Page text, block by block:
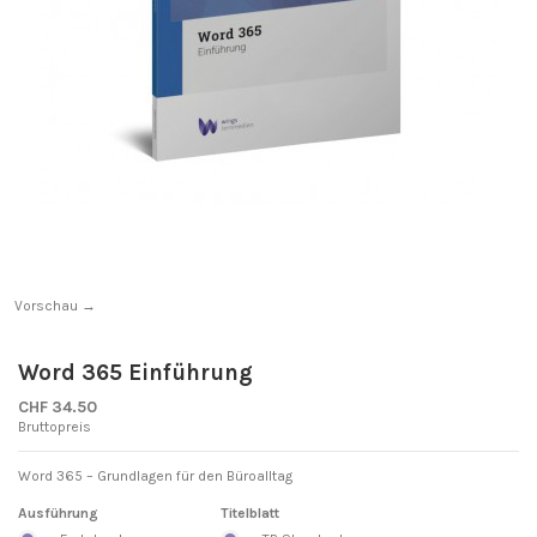
Vorschau →
Word 365 Einführung
CHF 34.50
Bruttopreis
Word 365 – Grundlagen für den Büroalltag
Ausführung
Titelblatt